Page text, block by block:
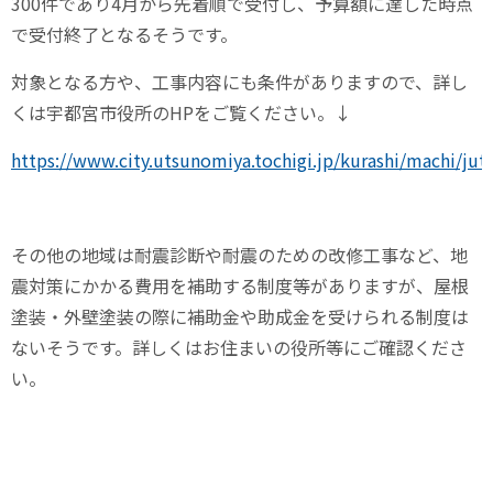
で受付終了となるそうです。
対象となる方や、工事内容にも条件がありますので、詳し
くは宇都宮市役所のHPをご覧ください。↓
https://www.city.utsunomiya.tochigi.jp/kurashi/machi/
その他の地域は耐震診断や耐震のための改修工事など、地
震対策にかかる費用を補助する制度等がありますが、屋根
塗装・外壁塗装の際に補助金や助成金を受けられる制度は
ないそうです。詳しくはお住まいの役所等にご確認くださ
い。